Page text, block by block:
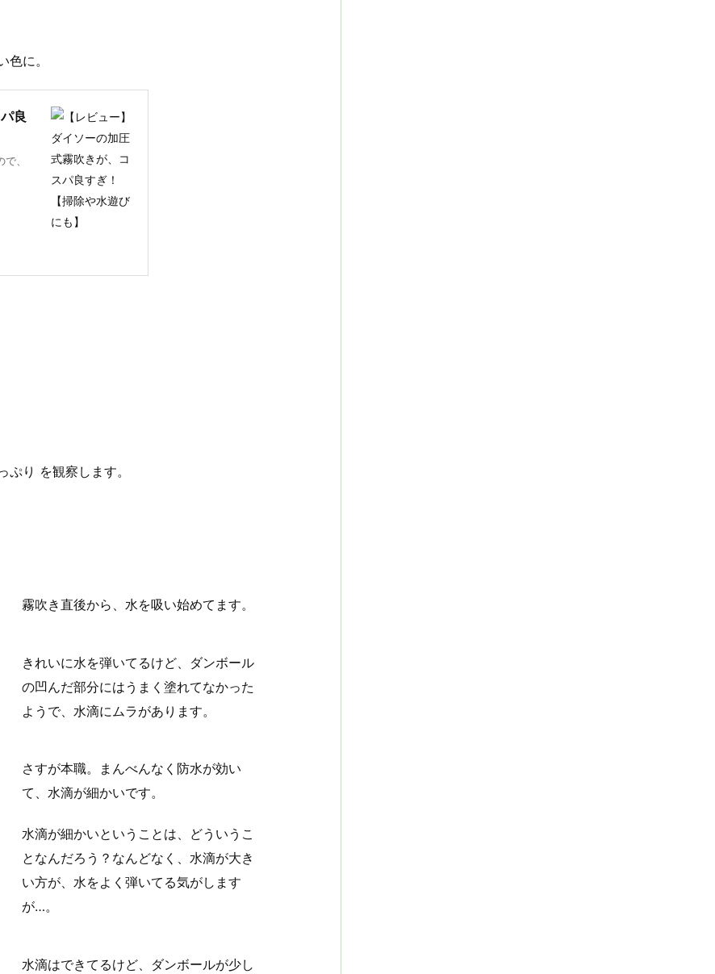
に。
良
、
り を観察します。
霧吹き直後から、水を吸い始めてます。
きれいに水を弾いてるけど、ダンボール
の凹んだ部分にはうまく塗れてなかった
ようで、水滴にムラがあります。
さすが本職。まんべんなく防水が効い
て、水滴が細かいです。
水滴が細かいということは、どういうこ
となんだろう？なんどなく、水滴が大き
い方が、水をよく弾いてる気がします
が…。
水滴はできてるけど、ダンボールが少し